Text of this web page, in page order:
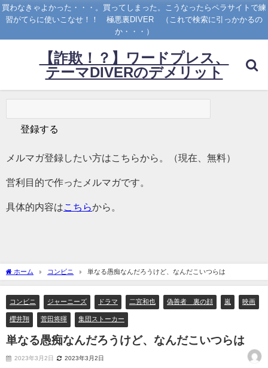
買わなきゃよかった・・・。買ってしまった。こうなったらペラサイトで練
習がてらに使いこなせ！！ 極悪裏DIVER （これで検索に引っかかるの
か・・・）
【詐欺！？】ワードプレス、
テーマDIVERのデメリット
メルマガ登録したい方はこちらから。（現在、無料）
営利目的で作ったメルマガです。
具体的内容は こちらから。
ホーム コンビニ 単なる愚痴なんだろうけど、なんだこいつらは
コンビニ ジャーニーズ ドラマ 二宮和也 偽善者 裏の顔 嵐 映画
櫻井翔 菅田将暉 集団ストーカー
単なる愚痴なんだろうけど、なんだこいつらは
2023年3月2日 2023年3月2日